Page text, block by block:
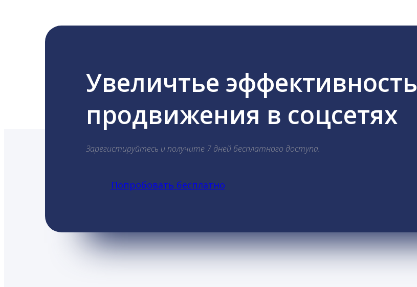
Увеличтье эффективность
продвижения в соцсетях
Зарегистируйтесь и получите 7 дней бесплатного доступа.
Попробовать бесплатно